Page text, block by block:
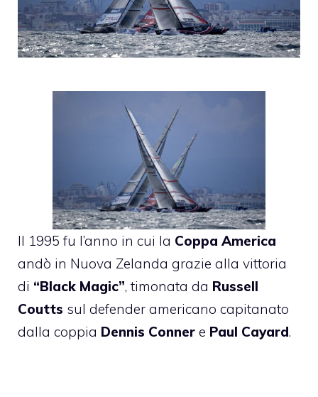
Il 1995 fu l’anno in cui la Coppa America
andò in Nuova Zelanda grazie alla vittoria
di “Black Magic”, timonata da Russell
Coutts sul defender americano capitanato
dalla coppia Dennis Conner e Paul Cayard.